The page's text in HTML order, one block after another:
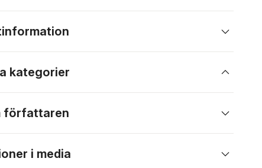
kategorier
författaren
i media